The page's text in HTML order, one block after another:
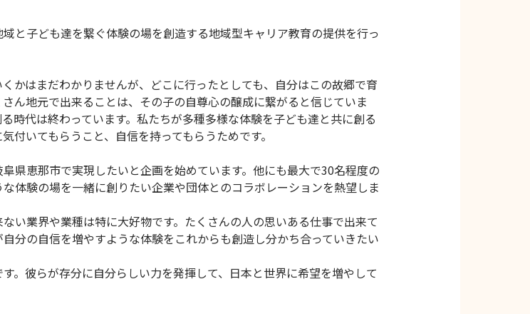
と子ども達を繋ぐ体験の場を創造する地域型キャリア教育の提供を行っ
かはまだわかりませんが、どこに行ったとしても、自分はこの故郷で育
ん地元で出来ることは、その子の自尊心の醸成に繋がると信じていま
時代は終わっています。私たちが多種多様な体験を子ども達と共に創る
いてもらうこと、自信を持ってもらうためです。
県恵那市で実現したいと企画を始めています。他にも最大で30名程度の
体験の場を一緒に創りたい企業や団体とのコラボレーションを熱望しま
い業界や業種は特に大好物です。たくさんの人の思いある仕事で出来て
分の自信を増やすような体験をこれからも創造し分かち合っていきたい
。彼らが存分に自分らしい力を発揮して、日本と世界に希望を増やして